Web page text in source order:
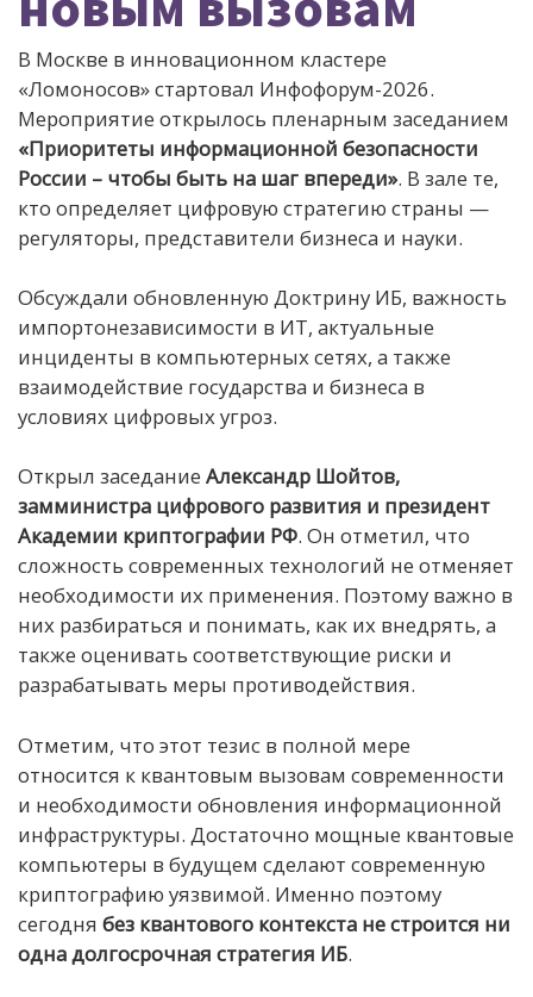
В Москве в инновационном кластере
«Ломоносов» стартовал Инфофорум-2026.
Мероприятие открылось пленарным заседанием
«Приоритеты информационной безопасности
России – чтобы быть на шаг впереди». В зале те,
кто определяет цифровую стратегию страны —
регуляторы, представители бизнеса и науки.
Обсуждали обновленную Доктрину ИБ, важность
импортонезависимости в ИТ, актуальные
инциденты в компьютерных сетях, а также
взаимодействие государства и бизнеса в
условиях цифровых угроз.
Открыл заседание Александр Шойтов,
замминистра цифрового развития и президент
Академии криптографии РФ. Он отметил, что
сложность современных технологий не отменяет
необходимости их применения. Поэтому важно в
них разбираться и понимать, как их внедрять, а
также оценивать соответствующие риски и
разрабатывать меры противодействия.
Отметим, что этот тезис в полной мере
относится к квантовым вызовам современности
и необходимости обновления информационной
инфраструктуры. Достаточно мощные квантовые
компьютеры в будущем сделают современную
криптографию уязвимой. Именно поэтому
сегодня без квантового контекста не строится ни
одна долгосрочная стратегия ИБ.